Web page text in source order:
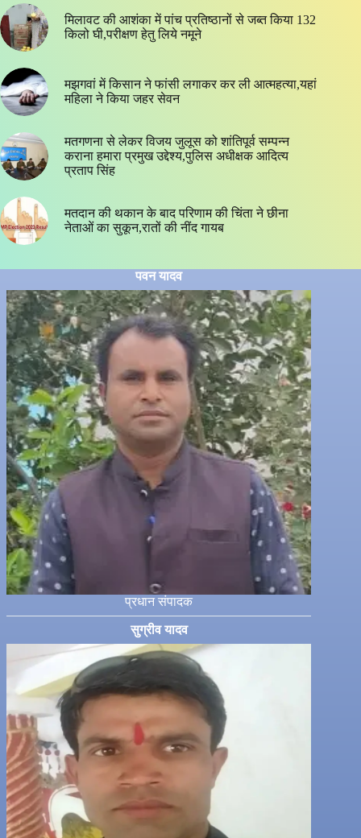
मिलावट की आशंका में पांच प्रतिष्ठानों से जब्त किया 132
किलो घी,परीक्षण हेतु लिये नमूने
मझगवां में किसान ने फांसी लगाकर कर ली आत्महत्या,यहां
महिला ने किया जहर सेवन
मतगणना से लेकर विजय जुलूस को शांतिपूर्व सम्पन्न
कराना हमारा प्रमुख उद्देश्य,पुलिस अधीक्षक आदित्य
प्रताप सिंह
मतदान की थकान के बाद परिणाम की चिंता ने छीना
नेताओं का सुकून,रातों की नींद गायब
पवन यादव
प्रधान संपादक
सुग्रीव यादव